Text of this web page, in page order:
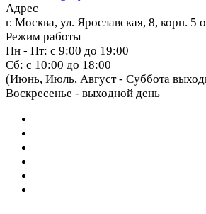
Адрес
г. Москва, ул. Ярославская, 8, корп. 5
Режим работы
Пн - Пт: с 9:00 до 19:00
Сб: с 10:00 до 18:00
(Июнь, Июль, Август - Суббота
Воскресенье - выходной день